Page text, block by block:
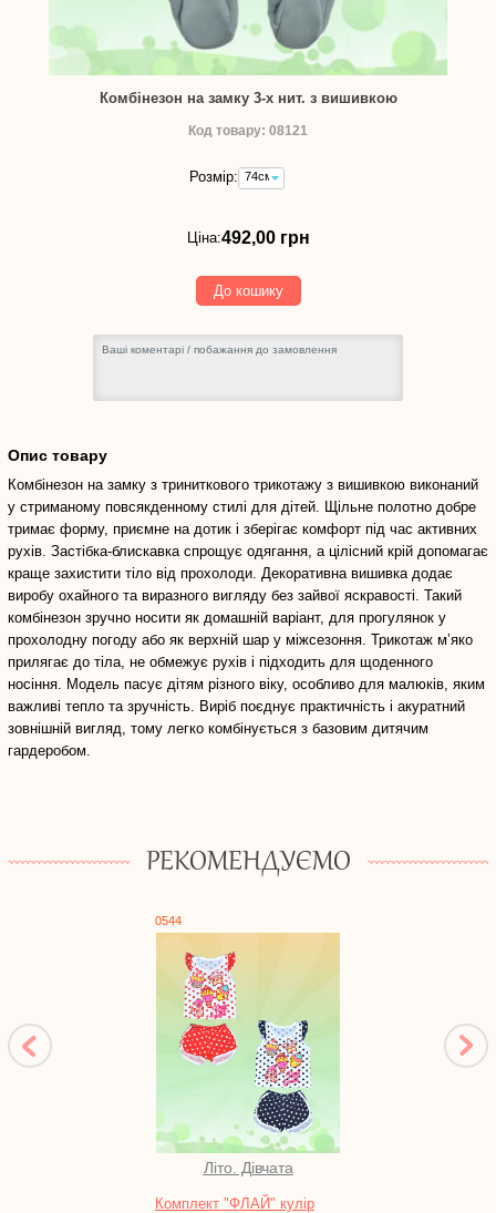
Комбінезон на замку 3-х нит. з вишивкою
Код товару: 08121
Розмір: 74см
-
Ціна:492,00 грн
До кошику
Опис товару
Комбінезон на замку з триниткового трикотажу з вишивкою виконаний
у стриманому повсякденному стилі для дітей. Щільне полотно добре
тримає форму, приємне на дотик і зберігає комфорт під час активних
рухів. Застібка-блискавка спрощує одягання, а цілісний крій допомагає
краще захистити тіло від прохолоди. Декоративна вишивка додає
виробу охайного та виразного вигляду без зайвої яскравості. Такий
комбінезон зручно носити як домашній варіант, для прогулянок у
прохолодну погоду або як верхній шар у міжсезоння. Трикотаж м’яко
прилягає до тіла, не обмежує рухів і підходить для щоденного
носіння. Модель пасує дітям різного віку, особливо для малюків, яким
важливі тепло та зручність. Виріб поєднує практичність і акуратний
зовнішній вигляд, тому легко комбінується з базовим дитячим
гардеробом.
РЕКОМЕНДУЄМО
0544
Літо. Дівчата
Комплект "ФЛАЙ" кулір